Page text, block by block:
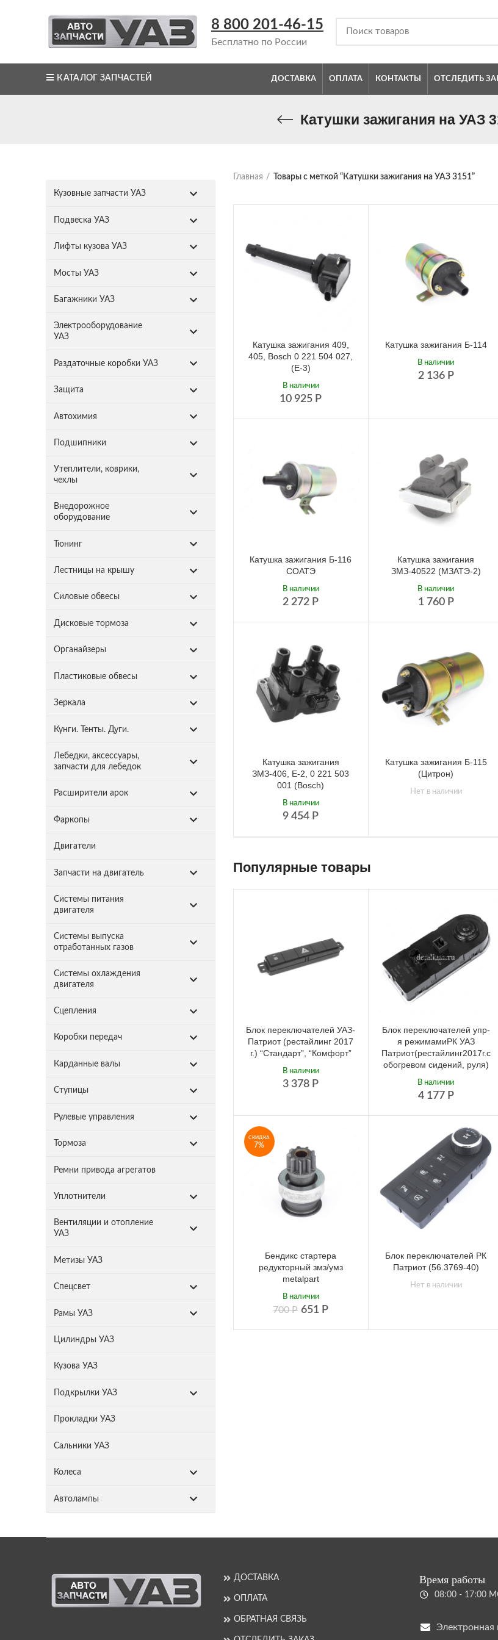
8 800 201-46-15
Бесплатно по России
КАТАЛОГ ЗАПЧАСТЕЙ ДОСТАВКА ОПЛАТА КОНТАКТЫ ОТСЛЕДИТЬ
Катушки зажигания на УАЗ
Кузовные запчасти УАЗ
Подвеска УАЗ
Лифты кузова УАЗ
Мосты УАЗ
Багажники УАЗ
Электрооборудование
УАЗ
Раздаточные коробки УАЗ
Защита
Автохимия
Подшипники
Утеплители, коврики,
чехлы
Внедорожное
оборудование
Тюнинг
Лестницы на крышу
Силовые обвесы
Дисковые тормоза
Органайзеры
Пластиковые обвесы
Зеркала
Кунги. Тенты. Дуги.
Лебедки, аксессуары,
запчасти для лебедок
Расширители арок
Фаркопы
Двигатели
Запчасти на двигатель
Системы питания
двигателя
Системы выпуска
отработанных газов
Системы охлаждения
двигателя
Сцепления
Коробки передач
Карданные валы
Ступицы
Рулевые управления
Тормоза
Ремни привода агрегатов
Уплотнители
Вентиляции и отопление
УАЗ
Метизы УАЗ
Спецсвет
Рамы УАЗ
Цилиндры УАЗ
Кузова УАЗ
Подкрылки УАЗ
Прокладки УАЗ
Сальники УАЗ
Колеса
Автолампы
Главная Товары с меткой “Катушки зажигания на УАЗ 3151”
Катушка зажигания 409,
405, Bosch 0 221 504 027,
(Е-3)
10 925 Р
В наличии
Катушка зажигания Б-114
2 136 Р
В наличии
Катушка зажигания Б-116
СОАТЭ
2 272 Р
В наличии
Катушка зажигания
ЗМЗ-40522 (МЗАТЭ-2)
1 760 Р
В наличии
Катушка зажигания
ЗМЗ-406, Е-2, 0 221 503
001 (Bosch)
9 454 Р
В наличии
Катушка зажигания Б-115
(Цитрон)
Нет в наличии
Популярные товары
Блок переключателей УАЗ-
Патриот (рестайлинг 2017
г.) “Стандарт”, “Комфорт”
3 378 Р
В наличии
Блок переключателей упр-
я режимамиРК УАЗ
Патриот(рестайлинг2017г.с
обогревом сидений, руля)
4 177 Р
В наличии
СКИДКА
7%
Бендикс стартера
редукторный змз/умз
metalpart
700Р 651 Р
В наличии
Блок переключателей РК
Патриот (56.3769-40)
Нет в наличии
ДОСТАВКА
ОПЛАТА
ОБРАТНАЯ СВЯЗЬ
Время работы
08:00 - 17:00
Электронная